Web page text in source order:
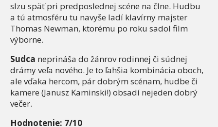
slzu späť pri predposlednej scéne na člne. Hudbu
a tú atmosféru tu navyše ladí klavírny majster
Thomas Newman, ktorému po roku sadol film
výborne.
Sudca neprináša do žánrov rodinnej či súdnej
drámy veľa nového. Je to ľahšia kombinácia oboch,
ale vďaka hercom, pár dobrým scénam, hudbe či
kamere (Janusz Kaminski!) obsadí nejeden dobrý
večer.
Hodnotenie: 7/10